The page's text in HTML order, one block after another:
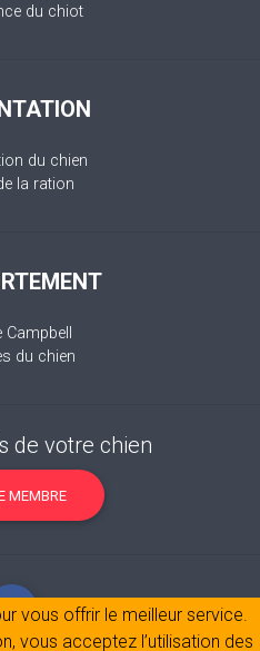
du chiot
du chien
la ration
Campbell
du chien
de votre chien
MEMBRE
vous offrir le meilleur service.
vous acceptez l’utilisation des